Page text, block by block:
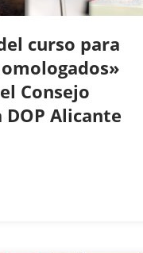
curso para
Consejo
DOP Alicante